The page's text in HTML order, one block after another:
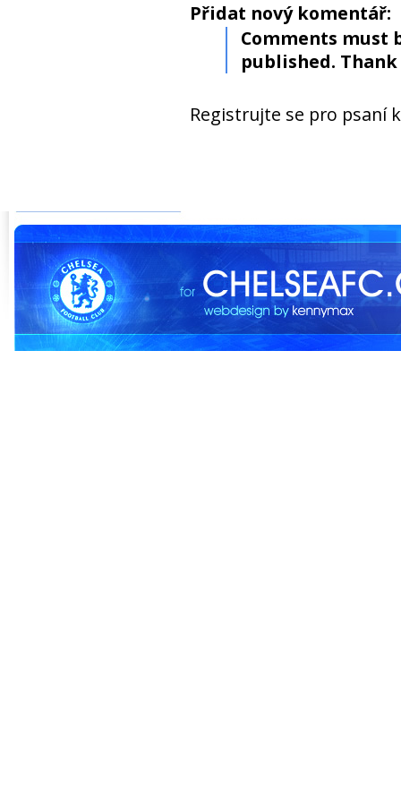
Přidat nový komentář:
Comments must
published. Thank
Registrujte se pro psaní